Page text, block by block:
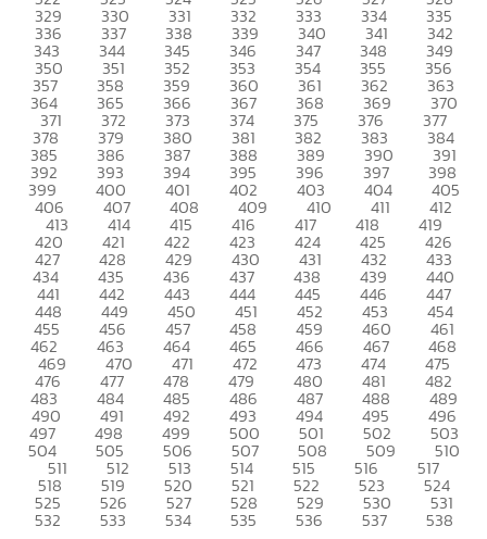
329 330 331 332 333 334 335
336 337 338 339 340 341 342
343 344 345 346 347 348 349
350 351 352 353 354 355 356
357 358 359 360 361 362 363
364 365 366 367 368 369 370
371 372 373 374 375 376 377
378 379 380 381 382 383 384
385 386 387 388 389 390 391
392 393 394 395 396 397 398
399 400 401 402 403 404 405
406 407 408 409 410 411 412
413 414 415 416 417 418 419
420 421 422 423 424 425 426
427 428 429 430 431 432 433
434 435 436 437 438 439 440
441 442 443 444 445 446 447
448 449 450 451 452 453 454
455 456 457 458 459 460 461
462 463 464 465 466 467 468
469 470 471 472 473 474 475
476 477 478 479 480 481 482
483 484 485 486 487 488 489
490 491 492 493 494 495 496
497 498 499 500 501 502 503
504 505 506 507 508 509 510
511 512 513 514 515 516 517
518 519 520 521 522 523 524
525 526 527 528 529 530 531
532 533 534 535 536 537 538